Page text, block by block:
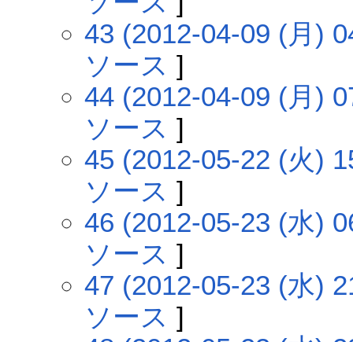
43 (2012-04-09 (月)
ソース ]
44 (2012-04-09 (月)
ソース ]
45 (2012-05-22 (火)
ソース ]
46 (2012-05-23 (水)
ソース ]
47 (2012-05-23 (水)
ソース ]